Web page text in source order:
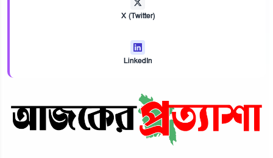
X (Twitter)
LinkedIn